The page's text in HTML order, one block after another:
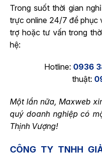
Trong suốt thời gian
trực online 24/7 để phục
trợ hoặc tư vấn trong
hệ:
Hotline: 0936
thuật:
Một lần nữa, Maxweb
quý doanh nghiệp có
Thịnh Vượng!
CÔNG TY TNHH